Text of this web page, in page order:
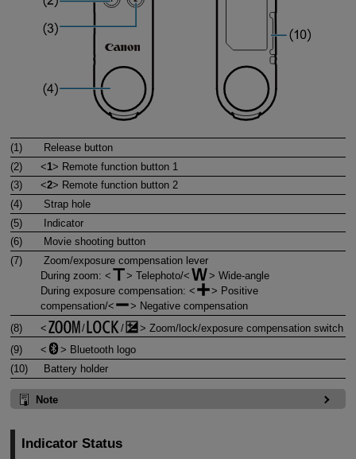
(1)
Release button
(2)
1
Remote function button 1
(3)
2
Remote function button 2
(4)
Strap hole
(5)
Indicator
(6)
Movie shooting button
(7)
Zoom/exposure compensation lever
During zoom:
Telephoto/
Wide-angle
During exposure compensation:
Positive
compensation/
Negative compensation
(8)
/ /
Zoom/lock/exposure compensation switch
(9)
Bluetooth logo
(10)
Battery holder
Note
Indicator Status